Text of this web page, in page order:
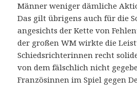
Männer weniger dämliche
Das gilt übrigens auch für die
angesichts der Kette von
der großen WM wirkte die
Schiedsrichterinnen recht
von dem fälschlich nicht
Französinnen im Spiel gegen